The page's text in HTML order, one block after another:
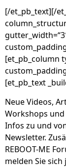
[/et_pb_text][/
[et_pb_column
[et_pb_text
Neue Videos,
Workshops und
Infos zu und
Newsletter.
REBOOT-ME
melden Sie sich